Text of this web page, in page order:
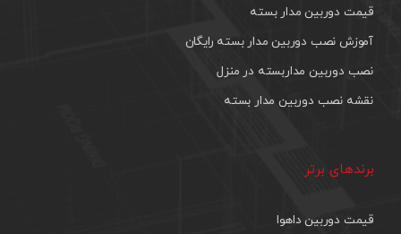
قیمت دوربین مدار بسته
آموزش نصب دوربین مدار بسته رایگان
نصب دوربین مداربسته در منزل
نقشه نصب دوربین مدار بسته
برندهای برتر
قیمت دوربین داهوا